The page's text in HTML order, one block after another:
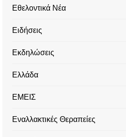
Εθελοντικά Νέα
Ειδήσεις
Εκδηλώσεις
Ελλάδα
ΕΜΕΙΣ
Εναλλακτικές Θεραπείες